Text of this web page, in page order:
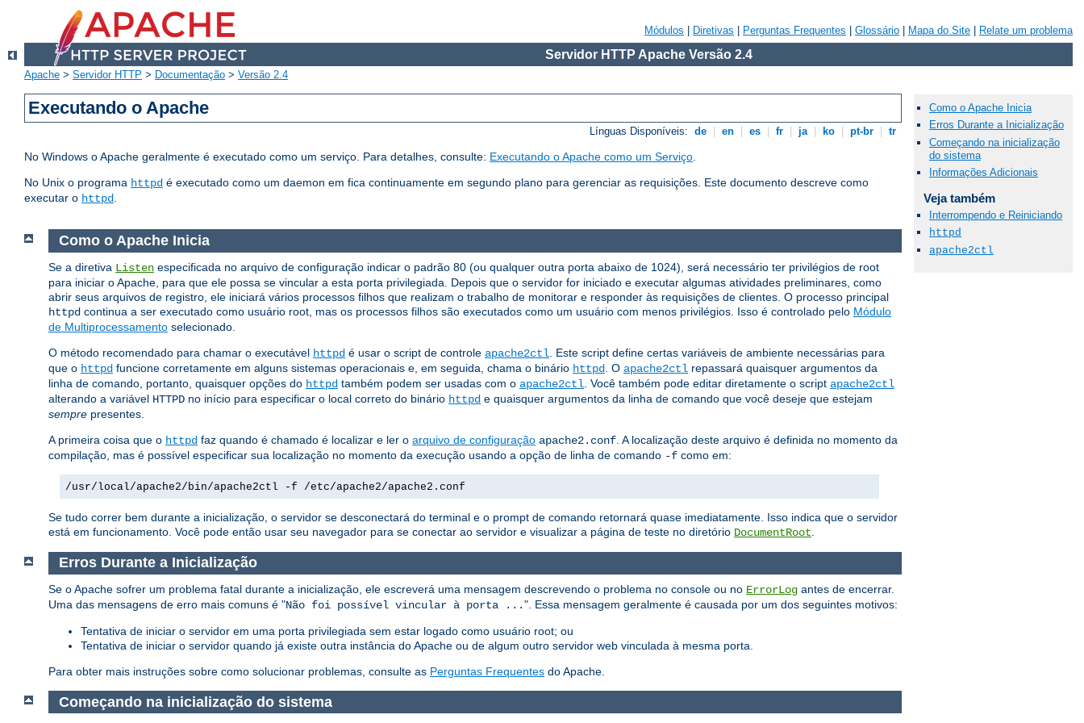
Módulos Diretivas Perguntas Frequentes Glossário Mapa do Site Relate um problema
Servidor HTTP Apache Versão 2.4
Apache > Servidor HTTP > Documentação > Versão 2.4
Executando o Apache
Línguas Disponíveis: de en es fr ja ko pt-br tr
No Windows o Apache geralmente é executado como um serviço. Para detalhes, consulte: Executando o Apache como um Serviço.
No Unix o programa httpd é executado como um daemon em fica continuamente em segundo plano para gerenciar as requisições. Este documento descreve como
executar o httpd.
Como o Apache Inicia
Se a diretiva Listen especificada no arquivo de configuração indicar o padrão 80 (ou qualquer outra porta abaixo de 1024), será necessário ter privilégios de root
para iniciar o Apache, para que ele possa se vincular a esta porta privilegiada. Depois que o servidor for iniciado e executar algumas atividades preliminares, como
abrir seus arquivos de registro, ele iniciará vários processos filhos que realizam o trabalho de monitorar e responder às requisições de clientes. O processo principal
httpd continua a ser executado como usuário root, mas os processos filhos são executados como um usuário com menos privilégios. Isso é controlado pelo Módulo
de Multiprocessamento selecionado.
O método recomendado para chamar o executável httpd é usar o script de controle apache2ctl . Este script define certas variáveis ​​de ambiente necessárias para
que o httpd funcione corretamente em alguns sistemas operacionais e, em seguida, chama o binário httpd . O apache2ctl repassará quaisquer argumentos da
linha de comando, portanto, quaisquer opções do httpd também podem ser usadas com o apache2ctl . Você também pode editar diretamente o script apache2ctl
alterando a variável HTTPD no início para especificar o local correto do binário httpd e quaisquer argumentos da linha de comando que você deseje que estejam
sempre presentes.
A primeira coisa que o httpd faz quando é chamado é localizar e ler o arquivo de configuração apache2.conf . A localização deste arquivo é definida no momento da
compilação, mas é possível especificar sua localização no momento da execução usando a opção de linha de comando -f como em:
/usr/local/apache2/bin/apache2ctl -f /etc/apache2/apache2.conf
Se tudo correr bem durante a inicialização, o servidor se desconectará do terminal e o prompt de comando retornará quase imediatamente. Isso indica que o servidor
está em funcionamento. Você pode então usar seu navegador para se conectar ao servidor e visualizar a página de teste no diretório DocumentRoot
Erros Durante a Inicialização
Se o Apache sofrer um problema fatal durante a inicialização, ele escreverá uma mensagem descrevendo o problema no console ou no ErrorLog antes de encerrar.
Uma das mensagens de erro mais comuns é "Não foi possível vincular à porta ...". Essa mensagem geralmente é causada por um dos seguintes motivos:
Tentativa de iniciar o servidor em uma porta privilegiada sem estar logado como usuário root; ou
Tentativa de iniciar o servidor quando já existe outra instância do Apache ou de algum outro servidor web vinculada à mesma porta.
Para obter mais instruções sobre como solucionar problemas, consulte as Perguntas Frequentes do Apache.
Começando na inicialização do sistema
Como o Apache Inicia
Erros Durante a Inicialização
Começando na inicialização
do sistema
Informações Adicionais
Veja também
Interrompendo e Reiniciando
httpd
apache2ctl